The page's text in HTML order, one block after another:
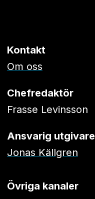
Kontakt
Om oss
Chefredaktör
Frasse Levinsson
Ansvarig utgivare
Jonas Källgren
Övriga kanaler